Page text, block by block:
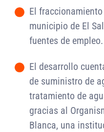
-
El
municipio de El
fuentes de empleo.
-
El desarrollo
de suministro de
tratamiento de
gracias al
Blanca, una